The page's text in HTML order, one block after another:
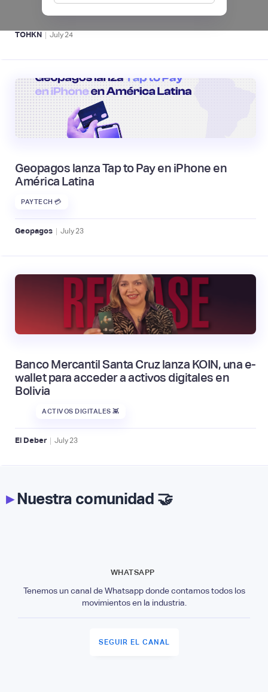
ACTIVOS DIGITALES 👾
TOHKN | July 24
Geopagos lanza Tap to Pay en iPhone en
América Latina
PAYTECH 💳
Geopagos | July 23
Banco Mercantil Santa Cruz lanza KOIN, una e-
wallet para acceder a activos digitales en
Bolivia
ACTIVOS DIGITALES 👾
El Deber | July 23
▸Nuestra comunidad 🤝
WHATSAPP
Tenemos un canal de Whatsapp donde contamos todos los
movimientos en la industria.
SEGUIR EL CANAL